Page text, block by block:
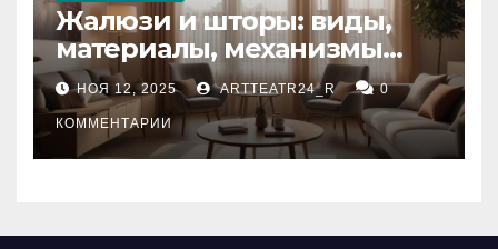
Жалюзи и шторы: виды,
материалы, механизмы
управления и уход
НОЯ 12, 2025 ARTTEATR24_R 0
КОММЕНТАРИИ